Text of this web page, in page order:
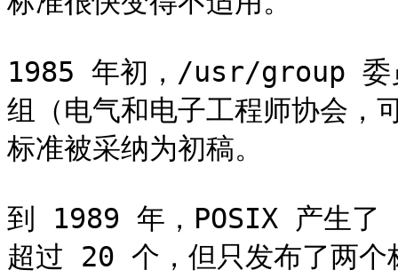
1985 年初，/usr/group 委
组（电气和电子工程师协会
标准被采纳为初稿。
到 1989 年，POSIX 产生了
超过 20 个，但只发布了两个